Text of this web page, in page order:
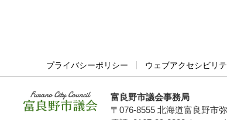
プライバシーポリシー ウェブアクセシビリ
富良野市議会事務局
〒076-8555 北海道富良野市